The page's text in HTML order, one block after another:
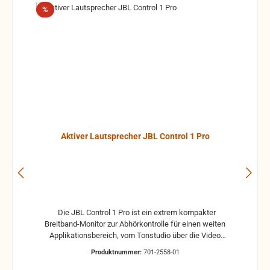
%Rabatt
Aktiver Lautsprecher JBL Control 1 Pro
Breitband-Monitor zur Abhörkontrolle für einen weiten
Applikationsbereich, vom Tonstudio über die Video
Produktnummer: 701-2558-01